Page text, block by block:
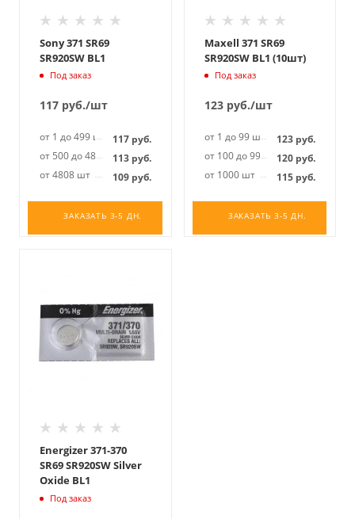
Sony 371 SR69
SR920SW BL1
Под заказ
117 руб./шт
от 1 до 499 шт 117руб.
от 500 до 4807 шт113руб.
от 4808 шт
109руб.
ЗАКАЗАТЬ 3-5 ДН.
Maxell 371 SR69
SR920SW BL1 (10шт)
Под заказ
123руб./шт
от 1 до 99 шт 123 руб.
от 100 до 999 шт120 руб.
от 1000 шт
115 руб.
ЗАКАЗАТЬ 3-5 ДН.
Energizer 371-370
SR69 SR920SW Silver
Oxide BL1
Под заказ